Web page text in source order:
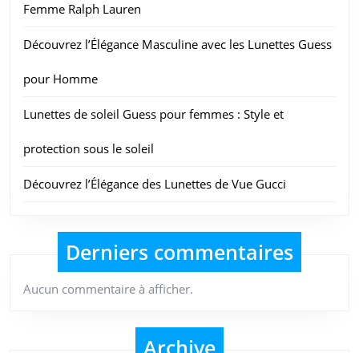
Femme Ralph Lauren
Découvrez l’Élégance Masculine avec les Lunettes Guess
pour Homme
Lunettes de soleil Guess pour femmes : Style et
protection sous le soleil
Découvrez l’Élégance des Lunettes de Vue Gucci
Derniers commentaires
Aucun commentaire à afficher.